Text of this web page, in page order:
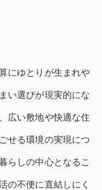
にゆとりが生まれや
い選びが現実的にな
広い敷地や快適な住
せる環境の実現につ
らしの中心となるこ
の不便に直結しにく